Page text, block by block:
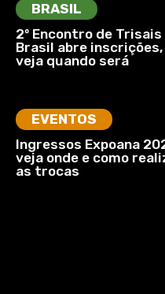
BRASIL
2º Encontro de Trisais
Brasil abre inscrições,
veja quando será
EVENTOS
Ingressos Expoana
veja onde e como
as trocas